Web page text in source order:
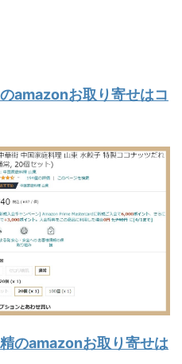
amazonお取り寄せはコ
のamazonお取り寄せは